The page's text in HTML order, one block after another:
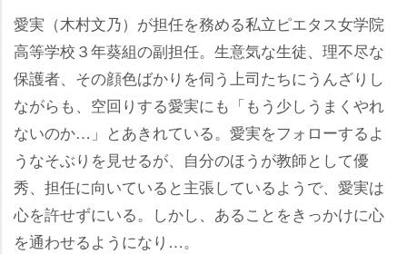
愛実（木村文乃）が担任を務める私立ピエタス女学院
高等学校３年葵組の副担任。生意気な生徒、理不尽な
保護者、その顔色ばかりを伺う上司たちにうんざりし
ながらも、空回りする愛実にも「もう少しうまくやれ
ないのか…」とあきれている。愛実をフォローするよ
うなそぶりを見せるが、自分のほうが教師として優
秀、担任に向いていると主張しているようで、愛実は
心を許せずにいる。しかし、あることをきっかけに心
を通わせるようになり…。